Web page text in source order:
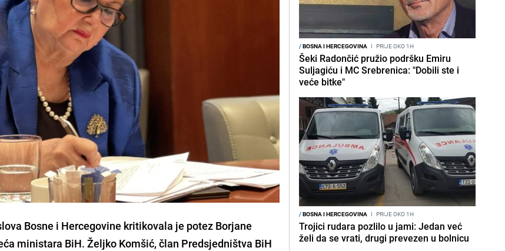
Bosne i Hercegovine kritikovala je potez Borjane
ministara BiH. Željko Komšić, član Predsjedništva BiH
/BOSNA I HERCEGOVINA I PRIJE OKO 1H
Šeki Radončić pružio podršku Emiru
Suljagiću i MC Srebrenica: "Dobili ste i
veće bitke"
/BOSNA I HERCEGOVINA I PRIJE OKO 1H
Trojici rudara pozlilo u jami: Jedan već
želi da se vrati, drugi prevezen u bolnicu